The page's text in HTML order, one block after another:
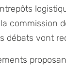
commission
débats vont